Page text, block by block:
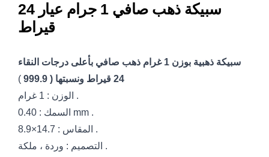
سبيكة ذهب صافي 1 جرام عيار 24
قيراط
سبيكة ذهبية بوزن 1 غرام ذهب صافي بأعلى درجات النقاء
24 قيراط ونسبتها ( 999.9
)
الوزن : 1 غرام .
السمك : 0.40 mm .
المقاس : 14.7×8.9 .
التصميم : وردة ، ملكة .